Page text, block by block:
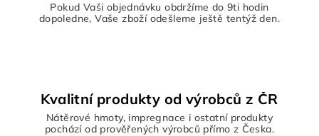
Pokud Vaši objednávku obdržíme do 9ti hodin
dopoledne, Vaše zboží odešleme ještě tentýž den.
Kvalitní produkty od výrobců z ČR
Nátěrové hmoty, impregnace i ostatní produkty
pochází od prověřených výrobců přímo z Česka.